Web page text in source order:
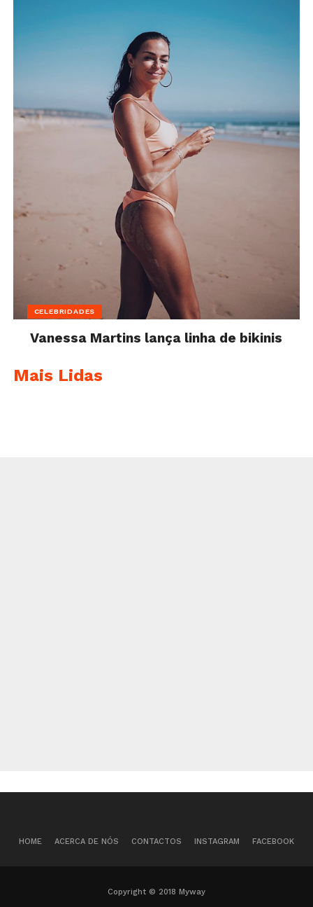
CELEBRIDADES
Vanessa Martins lança linha de bikinis
Mais Lidas
HOME ACERCA DE NÓS CONTACTOS INSTAGRAM FACEBOOK
Copyright © 2018 Myway